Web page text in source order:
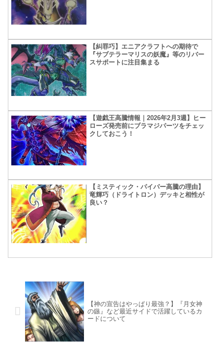
【糾罪巧】エニアクラフトへの期待で
『サブテラーマリスの妖魔』等のリバー
スサポートに注目集まる
【遊戯王高騰情報｜2026年2月3週】ヒー
ローズ発売前にブラマジパーツをチェッ
クしておこう！
【ミスティック・パイパー高騰の理由】
竜輝巧（ドライトロン）デッキと相性が
良い？
【神の宣告はやっぱり最強？】『月女神
の鏃』など最近サイドで活躍しているカ
ードについて